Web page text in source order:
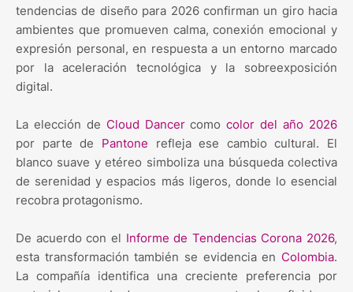
tendencias de diseño para 2026 confirman un giro hacia
ambientes que promueven calma, conexión emocional y
expresión personal, en respuesta a un entorno marcado
por la aceleración tecnológica y la sobreexposición
digital.
La elección de Cloud Dancercomocolor del año 2026
por parte de Pantone refleja ese cambio cultural. El
blanco suave y etéreo simboliza una búsqueda colectiva
de serenidad y espacios más ligeros, donde lo esencial
recobra protagonismo.
De acuerdo con el Informe de Tendencias Corona 2026,
esta transformación también se evidencia en Colombia.
La compañía identifica una creciente preferencia por